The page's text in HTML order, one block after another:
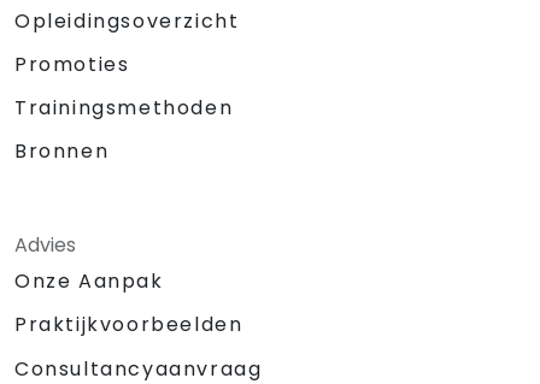
Opleidingsoverzicht
Promoties
Trainingsmethoden
Bronnen
Advies
Onze Aanpak
Praktijkvoorbeelden
Consultancyaanvraag